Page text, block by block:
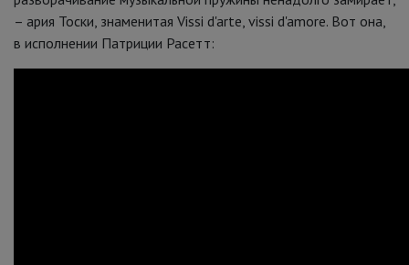
– ария Тоски, знаменитая Vissi d'arte, vissi d'amore. Вот она,
в исполнении Патриции Расетт: